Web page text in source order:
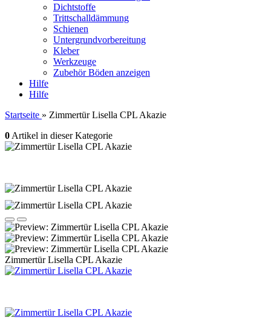
Dichtstoffe
Trittschalldämmung
Schienen
Untergrundvorbereitung
Kleber
Werkzeuge
Zubehör Böden anzeigen
Hilfe
Hilfe
Startseite » Zimmertür Lisella CPL Akazie
0 Artikel in dieser Kategorie
Zimmertür Lisella CPL Akazie